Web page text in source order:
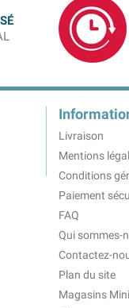
Livraison
Mentions
Conditions
Paiement
FAQ
Qui sommes-
Contactez-
Plan du site
Magasins